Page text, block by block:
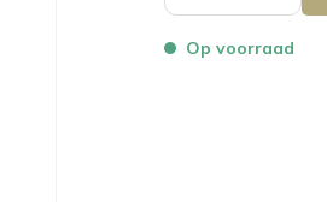
Op voorraad